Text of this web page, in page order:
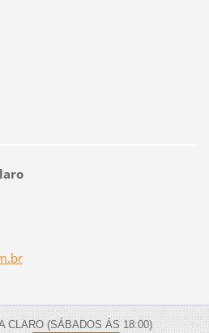
br
CLARO (SÁBADOS ÁS 18:00)